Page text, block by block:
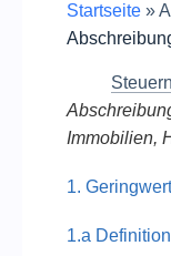
Startseite »
Steuern
Immobilien,
1.
1.a